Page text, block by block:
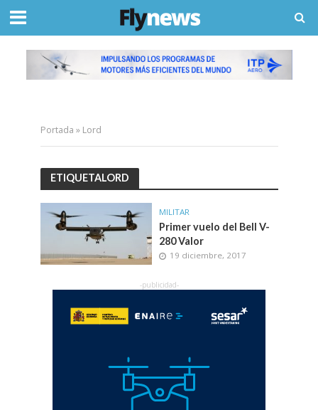
Portada » Lord
ETIQUETALORD
MILITAR
Primer vuelo del Bell V-
280 Valor
19 diciembre, 2017